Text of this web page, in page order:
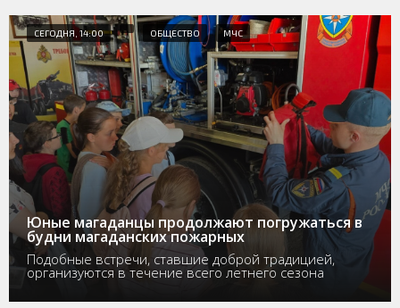
СЕГОДНЯ, 14:00 ОБЩЕСТВО МЧС
Юные магаданцы продолжают погружаться в
будни магаданских пожарных
Подобные встречи, ставшие доброй традицией,
организуются в течение всего летнего сезона